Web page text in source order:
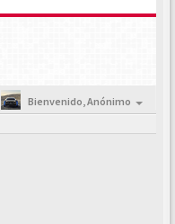
Bienvenido,Anónimo